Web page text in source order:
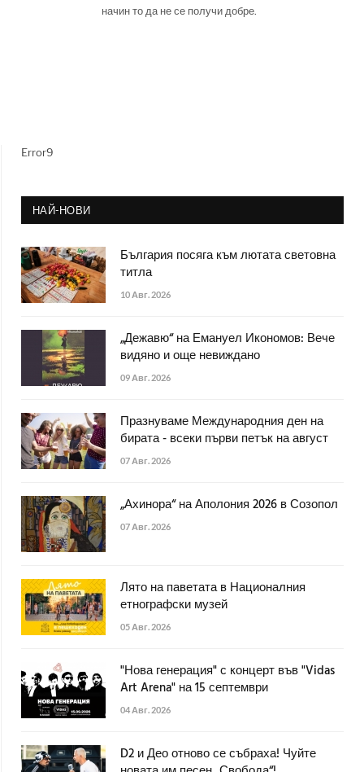
начин то да не се получи добре.
Error9
НАЙ-НОВИ
България посяга към лютата световна
титла
10 Авг. 2026
„Дежавю“ на Емануел Икономов: Вече
видяно и още невиждано
09 Авг. 2026
Празнуваме Международния ден на
бирата - всеки първи петък на август
07 Авг. 2026
„Ахинора“ на Аполония 2026 в Созопол
07 Авг. 2026
Лято на паветата в Националния
етнографски музей
05 Авг. 2026
"Нова генерация" с концерт във "Vidas
Art Arena" на 15 септември
04 Авг. 2026
D2 и Део отново се събраха! Чуйте